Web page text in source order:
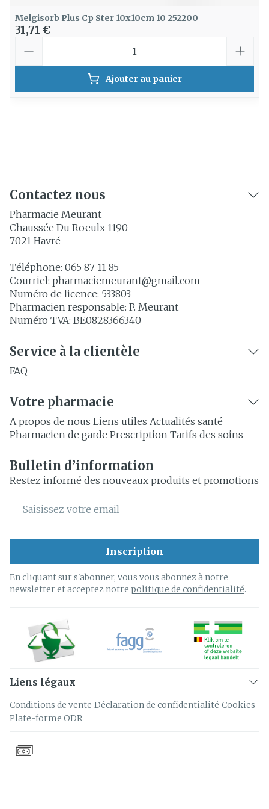
Melgisorb Plus Cp Ster 10x10cm 10 252200
31,71 €
Ajouter au panier
Contactez nous
Pharmacie Meurant
Chaussée Du Roeulx 1190
7021 Havré
Téléphone: 065 87 11 85
Courriel: pharmaciemeurant@gmail.com
Numéro de licence: 533803
Pharmacien responsable: P. Meurant
Numéro TVA: BE0828366340
Service à la clientèle
FAQ
Votre pharmacie
A propos de nous Liens utiles Actualités santé
Pharmacien de garde Prescription Tarifs des soins
Bulletin d’information
Restez informé des nouveaux produits et promotions
Adresse mail
Inscription
En cliquant sur s'abonner, vous vous abonnez à notre
newsletter et acceptez notre politique de confidentialité.
Liens légaux
Conditions de vente Déclaration de confidentialité Cookies
Plate-forme ODR